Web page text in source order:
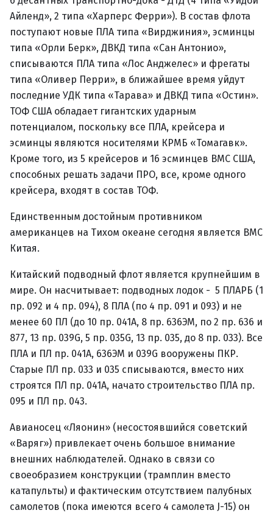
Айленд», 2 типа «Харперс Ферри»). В состав флота
поступают новые ПЛА типа «Вирджиния», эсминцы
типа «Орли Берк», ДВКД типа «Сан Антонио»,
списываются ПЛА типа «Лос Анджелес» и фрегаты
типа «Оливер Перри», в ближайшее время уйдут
последние УДК типа «Тарава» и ДВКД типа «Остин».
ТОФ США обладает гигантских ударным
потенциалом, поскольку все ПЛА, крейсера и
эсминцы являются носителями КРМБ «Томагавк».
Кроме того, из 5 крейсеров и 16 эсминцев ВМС США,
способных решать задачи ПРО, все, кроме одного
крейсера, входят в состав ТОФ.
Единственным достойным противником
американцев на Тихом океане сегодня является ВМС
Китая.
Китайский подводный флот является крупнейшим в
мире. Он насчитывает: подводных лодок - 5 ПЛАРБ (1
пр. 092 и 4 пр. 094), 8 ПЛА (по 4 пр. 091 и 093) и не
менее 60 ПЛ (до 10 пр. 041А, 8 пр. 636ЭМ, по 2 пр. 636 и
877, 13 пр. 039G, 5 пр. 035G, 13 пр. 035, до 8 пр. 033). Все
ПЛА и ПЛ пр. 041А, 636ЭМ и 039G вооружены ПКР.
Старые ПЛ пр. 033 и 035 списываются, вместо них
строятся ПЛ пр. 041А, начато строительство ПЛА пр.
095 и ПЛ пр. 043.
Авианосец «Ляонин» (несостоявшийся советский
«Варяг») привлекает очень большое внимание
внешних наблюдателей. Однако в связи со
своеобразием конструкции (трамплин вместо
катапульты) и фактическим отсутствием палубных
самолетов (пока имеются всего 4 самолета J-15) он